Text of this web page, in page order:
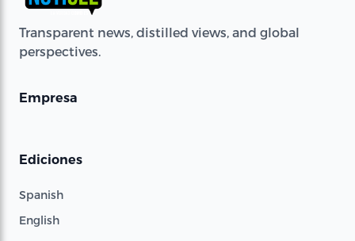
Transparent news, distilled views, and global
perspectives.
Empresa
Ediciones
Spanish
English